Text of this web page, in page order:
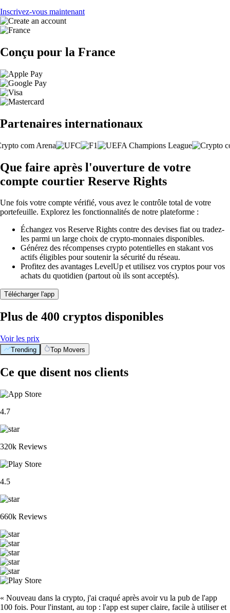
Inscrivez-vous maintenant
Conçu pour la France
Partenaires internationaux
Que faire après l'ouverture de votre
compte courtier Reserve Rights
Une fois votre compte vérifié, vous avez le contrôle total de votre
portefeuille. Explorez les fonctionnalités de notre plateforme :
Échangez vos Reserve Rights contre des devises fiat ou tradez-
les parmi un large choix de crypto-monnaies disponibles.
Générez des récompenses crypto potentielles en stakant vos
actifs éligibles pour soutenir la sécurité du réseau.
Profitez des avantages LevelUp et utilisez vos cryptos pour vos
achats du quotidien (partout où ils sont acceptés).
Télécharger l'app
Plus de 400 cryptos disponibles
Voir les prix
Trending Top Movers
Ce que disent nos clients
4.7
320k Reviews
4.5
660k Reviews
« Nouveau dans la crypto, j'ai craqué après avoir vu la pub de l'app
100 fois. Pour l'instant, au top : l'app est super claire, facile à utiliser et